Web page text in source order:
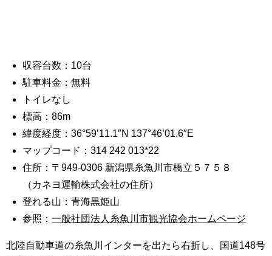
収容台数：10台
駐車料金：無料
トイレなし
標高：86m
緯度経度：36°59’11.1″N 137°46’01.6″E
マップコード：314 242 013*22
住所：〒949-0306 新潟県糸魚川市橋立５７５８
（カネヨ運輸株式会社の住所）
登れる山：青海黒姫山
参照：一般社団法人糸魚川市観光協会ホームページ
北陸自動車道の糸魚川インターを出たら右折し、国道148号